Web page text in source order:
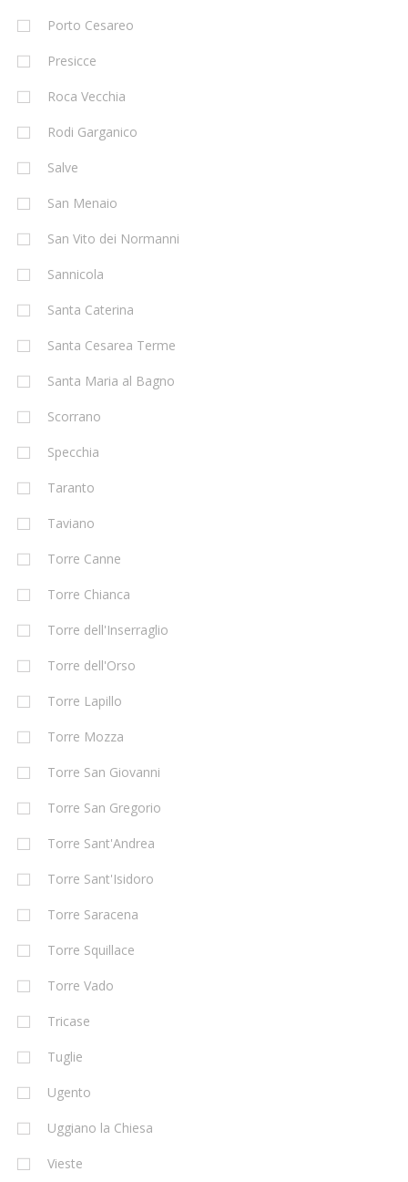
Porto Cesareo
Presicce
Roca Vecchia
Rodi Garganico
Salve
San Menaio
San Vito dei Normanni
Sannicola
Santa Caterina
Santa Cesarea Terme
Santa Maria al Bagno
Scorrano
Specchia
Taranto
Taviano
Torre Canne
Torre Chianca
Torre dell'Inserraglio
Torre dell'Orso
Torre Lapillo
Torre Mozza
Torre San Giovanni
Torre San Gregorio
Torre Sant'Andrea
Torre Sant'Isidoro
Torre Saracena
Torre Squillace
Torre Vado
Tricase
Tuglie
Ugento
Uggiano la Chiesa
Vieste